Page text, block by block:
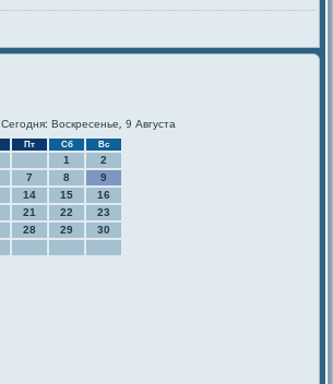
Сегодня: Воскресенье, 9 Августа
Пт Сб Вс
1
2
7 8
9
14 15
16
21 22
23
28 29
30